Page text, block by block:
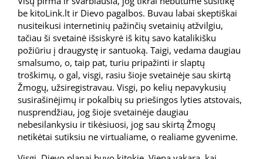
be kitoLink.lt ir Dievo pagalbos. Buvau labai skeptiškai
nusiteikusi internetinių pažinčių svetainių atžvilgiu,
tačiau ši svetainė išsiskyrė iš kitų savo katalikišku
požiūriu į draugystę ir santuoką. Taigi, vedama daugiau
smalsumo, o, taip pat, turiu pripažinti ir slaptų
troškimų, o gal, visgi, rasiu šioje svetainėje sau skirtą
Žmogų, užsiregistravau. Visgi, po kelių nepavykusių
susirašinėjimų ir pokalbių su priešingos lyties atstovais,
nusprendžiau, jog šioje svetainėje daugiau
nebesilankysiu ir tikėsiuosi, jog sau skirtą Žmogų
netikėtai sutiksiu ne virtualiame, o realiame gyvenime.